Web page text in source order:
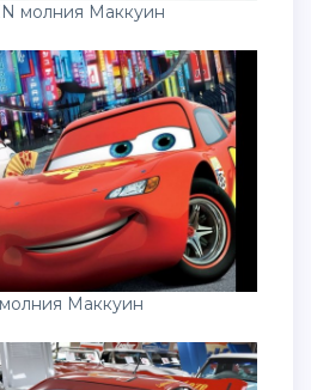
молния Маккуин
Маккуин